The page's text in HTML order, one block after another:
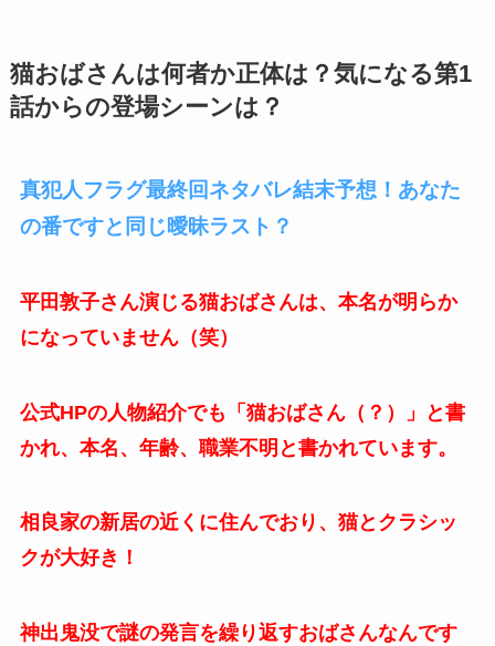
猫おばさんは何者か正体は？気になる第1
話からの登場シーンは？
真犯人フラグ最終回ネタバレ結末予想！あなた
の番ですと同じ曖昧ラスト？
平田敦子さん演じる猫おばさんは、本名が明らか
になっていません（笑）
公式HPの人物紹介でも「猫おばさん（？）」と書
かれ、本名、年齢、職業不明と書かれています。
相良家の新居の近くに住んでおり、猫とクラシッ
クが大好き！
神出鬼没で謎の発言を繰り返すおばさんなんです